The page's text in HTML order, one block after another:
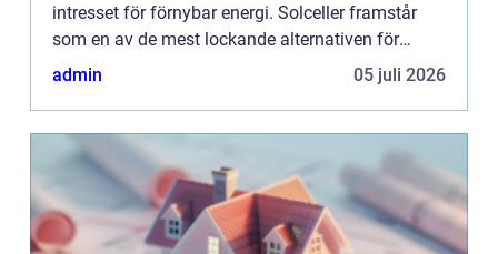
intresset för förnybar energi. Solceller framstår
som en av de mest lockande alternativen för
privatpersoner, företa...
admin 05 juli 2026